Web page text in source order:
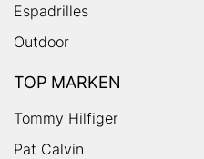
Espadrilles
Outdoor
TOP MARKEN
Tommy Hilfiger
Pat Calvin